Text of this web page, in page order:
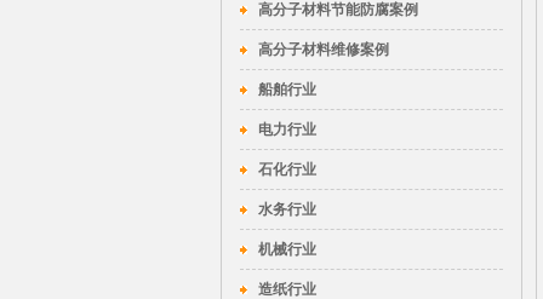
高分子材料节能防腐案例
高分子材料维修案例
船舶行业
电力行业
石化行业
水务行业
机械行业
造纸行业